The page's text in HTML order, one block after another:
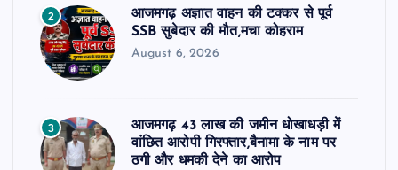
2
आजमगढ़ अज्ञात वाहन की टक्कर से पूर्व
SSB सुबेदार की मौत,मचा कोहराम
August 6, 2026
3
आजमगढ़ 43 लाख की जमीन धोखाधड़ी में
वांछित आरोपी गिरफ्तार,बैनामा के नाम पर
ठगी और धमकी देने का आरोप